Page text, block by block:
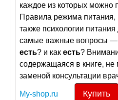
каждое из которых можно
Правила режима питания,
также психологии
самые важные вопросы —
есть? и какесть?
содержащаяся в книге, не
заменой консультации
My-shop.ru Купить